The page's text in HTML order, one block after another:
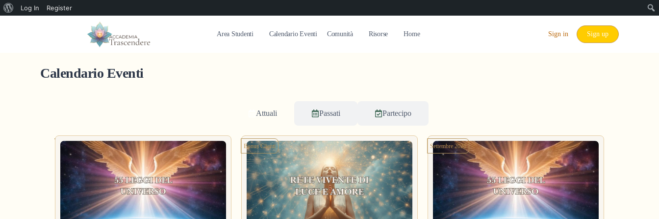
Log In Register
Area Studenti Calendario Eventi Comunità Risorse Home Sign in Sign up
Calendario Eventi
Attuali Passati Partecipo
Bonus Clienti Settembre 2026